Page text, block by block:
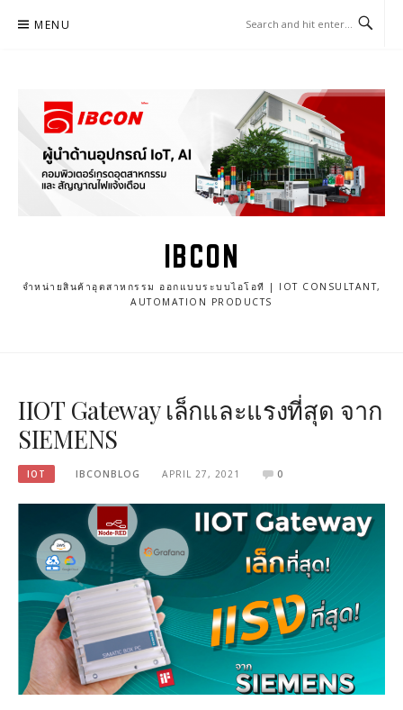
MENU
IBCON
จำหน่ายสินค้าอุตสาหกรรม ออกแบบระบบไอโอที | IOT CONSULTANT,
AUTOMATION PRODUCTS
IIOT Gateway เล็กและแรงที่สุด จาก
SIEMENS
IOT IBCONBLOG APRIL 27, 2021 0